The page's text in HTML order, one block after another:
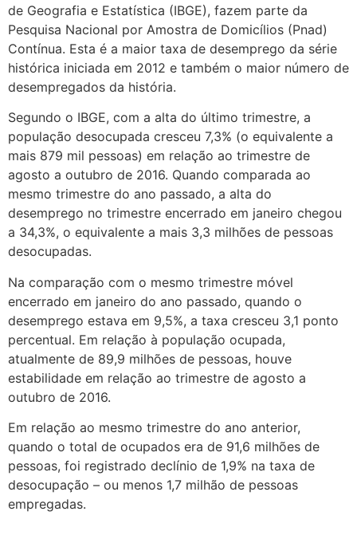
de Geografia e Estatística (IBGE), fazem parte da
Pesquisa Nacional por Amostra de Domicílios (Pnad)
Contínua. Esta é a maior taxa de desemprego da série
histórica iniciada em 2012 e também o maior número de
desempregados da história.
Segundo o IBGE, com a alta do último trimestre, a
população desocupada cresceu 7,3% (o equivalente a
mais 879 mil pessoas) em relação ao trimestre de
agosto a outubro de 2016. Quando comparada ao
mesmo trimestre do ano passado, a alta do
desemprego no trimestre encerrado em janeiro chegou
a 34,3%, o equivalente a mais 3,3 milhões de pessoas
desocupadas.
Na comparação com o mesmo trimestre móvel
encerrado em janeiro do ano passado, quando o
desemprego estava em 9,5%, a taxa cresceu 3,1 ponto
percentual. Em relação à população ocupada,
atualmente de 89,9 milhões de pessoas, houve
estabilidade em relação ao trimestre de agosto a
outubro de 2016.
Em relação ao mesmo trimestre do ano anterior,
quando o total de ocupados era de 91,6 milhões de
pessoas, foi registrado declínio de 1,9% na taxa de
desocupação – ou menos 1,7 milhão de pessoas
empregadas.